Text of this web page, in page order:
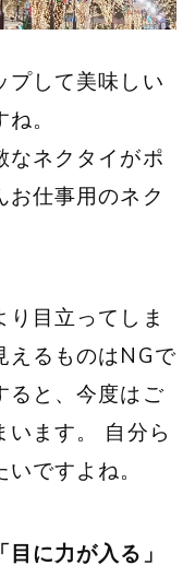
プして美味しい
。
なネクタイがポ
お仕事用のネク
目立ってしま
えるものはNGで
ると、今度はご
います。 自分ら
ですよね。
「目に力が入る」